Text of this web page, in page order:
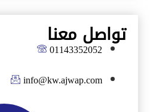
تواصل معنا
01143352052
info@kw.ajwap.com